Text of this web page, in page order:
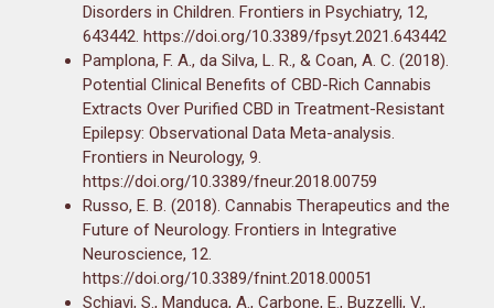
Disorders in Children. Frontiers in Psychiatry, 12,
643442. https://doi.org/10.3389/fpsyt.2021.643442
Pamplona, F. A., da Silva, L. R., & Coan, A. C. (2018).
Potential Clinical Benefits of CBD-Rich Cannabis
Extracts Over Purified CBD in Treatment-Resistant
Epilepsy: Observational Data Meta-analysis.
Frontiers in Neurology, 9.
https://doi.org/10.3389/fneur.2018.00759
Russo, E. B. (2018). Cannabis Therapeutics and the
Future of Neurology. Frontiers in Integrative
Neuroscience, 12.
https://doi.org/10.3389/fnint.2018.00051
Schiavi, S., Manduca, A., Carbone, E., Buzzelli, V.,